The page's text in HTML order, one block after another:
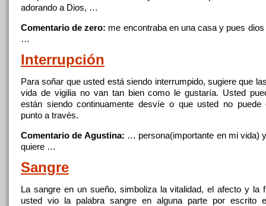
adorando a Dios, …
Comentario de zero: me encontraba enuna casa y pues dios
…
Interrupción
Parasoñar que usted está siendo interrumpido, sugiere que
vida de vigilia no van tan bien como le gustaría. Usted
están siendo continuamente desvíe o que usted no puede
punto a través.
Comentario de Agustina: … persona(importante enmi vida)
quiere …
Sangre
La sangre en unsueño, simboliza la vitalidad, el afecto y la
usted vio la palabra sangre en alguna parte por escrito